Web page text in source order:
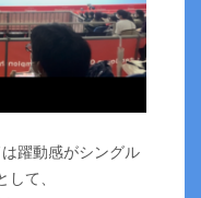
躍動感がシングル
て、